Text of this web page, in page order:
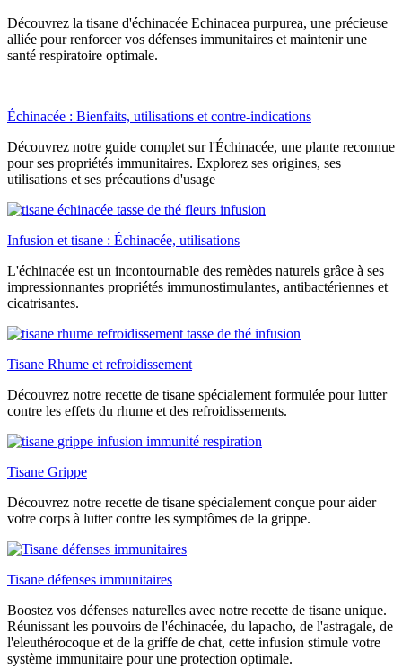
Découvrez la tisane d'échinacée Echinacea purpurea, une précieuse
alliée pour renforcer vos défenses immunitaires et maintenir une
santé respiratoire optimale.
Échinacée : Bienfaits, utilisations et contre-indications
Découvrez notre guide complet sur l'Échinacée, une plante reconnue
pour ses propriétés immunitaires. Explorez ses origines, ses
utilisations et ses précautions d'usage
Infusion et tisane : Échinacée, utilisations
L'échinacée est un incontournable des remèdes naturels grâce à ses
impressionnantes propriétés immunostimulantes, antibactériennes et
cicatrisantes.
Tisane Rhume et refroidissement
Découvrez notre recette de tisane spécialement formulée pour lutter
contre les effets du rhume et des refroidissements.
Tisane Grippe
Découvrez notre recette de tisane spécialement conçue pour aider
votre corps à lutter contre les symptômes de la grippe.
Tisane défenses immunitaires
Boostez vos défenses naturelles avec notre recette de tisane unique.
Réunissant les pouvoirs de l'échinacée, du lapacho, de l'astragale, de
l'eleuthérocoque et de la griffe de chat, cette infusion stimule votre
système immunitaire pour une protection optimale.